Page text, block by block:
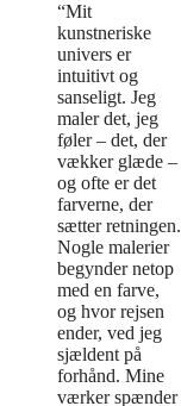
“Mit
kunstneriske
univers er
intuitivt og
sanseligt. Jeg
maler det, jeg
føler – det, der
vækker glæde –
og ofte er det
farverne, der
sætter retningen.
Nogle malerier
begynder netop
med en farve,
og hvor rejsen
ender, ved jeg
sjældent på
forhånd. Mine
værker spænder